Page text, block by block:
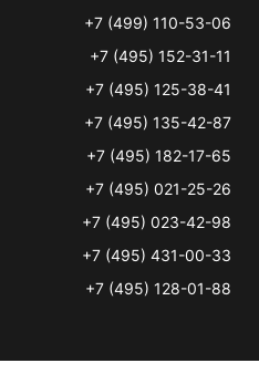
+7 (499) 110-53-06
+7 (495) 152-31-11
+7 (495) 125-38-41
+7 (495) 135-42-87
+7 (495) 182-17-65
+7 (495) 021-25-26
+7 (495) 023-42-98
+7 (495) 431-00-33
+7 (495) 128-01-88